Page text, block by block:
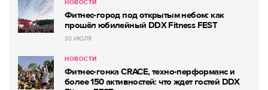
НОВОСТИ
Фитнес-город под открытым небом: как
прошёл юбилейный DDX Fitness FEST
30 ИЮЛЯ
НОВОСТИ
Фитнес-гонка CRACE, техно-перформанс и
более 150 активностей: что ждет гостей DDX